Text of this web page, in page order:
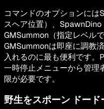
コマンドのオプションには
スヘア位置）、SpawnDino
GMSummon（指定レベル
GMSummonは即座に調教
入れるのに最も便利です。
一時停止メニューから管理
限が必要です。
野生をスポーン ドー